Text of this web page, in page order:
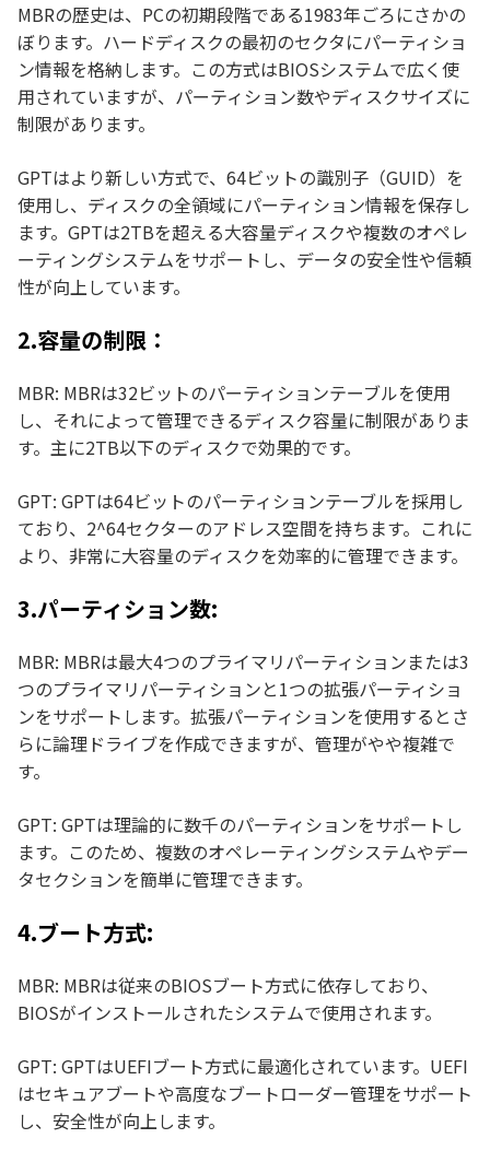
MBRの歴史は、PCの初期段階である1983年ごろにさかの
ぼります。ハードディスクの最初のセクタにパーティショ
ン情報を格納します。この方式はBIOSシステムで広く使
用されていますが、パーティション数やディスクサイズに
制限があります。
GPTはより新しい方式で、64ビットの識別子（GUID）を
使用し、ディスクの全領域にパーティション情報を保存し
ます。GPTは2TBを超える大容量ディスクや複数のオペレ
ーティングシステムをサポートし、データの安全性や信頼
性が向上しています。
2.容量の制限：
MBR: MBRは32ビットのパーティションテーブルを使用
し、それによって管理できるディスク容量に制限がありま
す。主に2TB以下のディスクで効果的です。
GPT: GPTは64ビットのパーティションテーブルを採用し
ており、2^64セクターのアドレス空間を持ちます。これに
より、非常に大容量のディスクを効率的に管理できます。
3.パーティション数:
MBR: MBRは最大4つのプライマリパーティションまたは3
つのプライマリパーティションと1つの拡張パーティショ
ンをサポートします。拡張パーティションを使用するとさ
らに論理ドライブを作成できますが、管理がやや複雑で
す。
GPT: GPTは理論的に数千のパーティションをサポートし
ます。このため、複数のオペレーティングシステムやデー
タセクションを簡単に管理できます。
4.ブート方式:
MBR: MBRは従来のBIOSブート方式に依存しており、
BIOSがインストールされたシステムで使用されます。
GPT: GPTはUEFIブート方式に最適化されています。UEFI
はセキュアブートや高度なブートローダー管理をサポート
し、安全性が向上します。